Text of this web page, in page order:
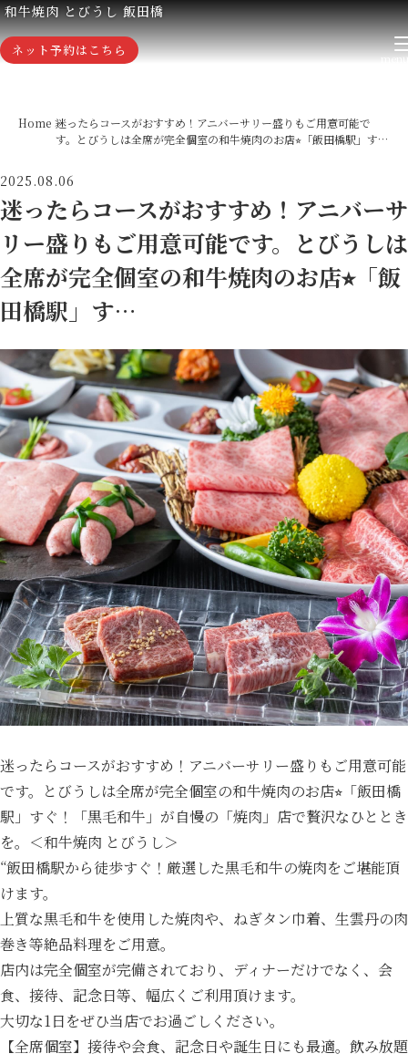
和牛焼肉 とびうし 飯田橋
ネット予約はこちら
Home 迷ったらコースがおすすめ！アニバーサリー盛りもご用意可能で
す。とびうしは全席が完全個室の和牛焼肉のお店⭐︎「飯田橋駅」す…
2025.08.06
迷ったらコースがおすすめ！アニバーサ
リー盛りもご用意可能です。とびうしは
全席が完全個室の和牛焼肉のお店⭐︎「飯
田橋駅」す…
迷ったらコースがおすすめ！アニバーサリー盛りもご用意可能
です。とびうしは全席が完全個室の和牛焼肉のお店⭐︎「飯田橋
駅」すぐ！「黒毛和牛」が自慢の「焼肉」店で贅沢なひととき
を。＜和牛焼肉 とびうし＞
“飯田橋駅から徒歩すぐ！厳選した黒毛和牛の焼肉をご堪能頂
けます。
上質な黒毛和牛を使用した焼肉や、ねぎタン巾着、生雲丹の肉
巻き等絶品料理をご用意。
店内は完全個室が完備されており、ディナーだけでなく、会
食、接待、記念日等、幅広くご利用頂けます。
大切な1日をぜひ当店でお過ごしください。
【全席個室】接待や会食、記念日や誕生日にも最適。飲み放題